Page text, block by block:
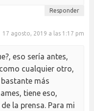
Responder
17 agosto, 2019 a las 1:17 pm
eso sería antes,
cualquier otro,
más
tiene eso,
la prensa. Para mi